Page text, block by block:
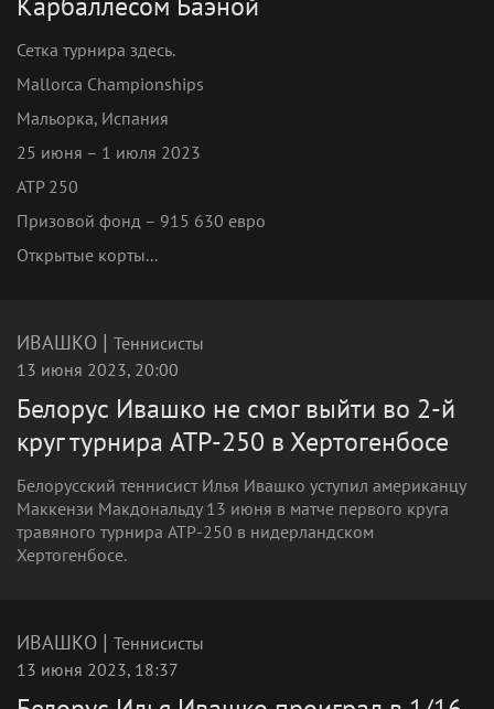
Сетка турнира здесь.
Mallorca Championships
Мальорка, Испания
25 июня – 1 июля 2023
ATP 250
Призовой фонд – 915 630 евро
Открытые корты...
ИВАШКО | Теннисисты
13 июня 2023, 20:00
Белорус Ивашко не смог выйти во 2-й
круг турнира ATP-250 в Хертогенбосе
Белорусский теннисист Илья Ивашко уступил американцу
Маккензи Макдональду 13 июня в матче первого круга
травяного турнира ATP-250 в нидерландском
Хертогенбосе.
ИВАШКО | Теннисисты
13 июня 2023, 18:37